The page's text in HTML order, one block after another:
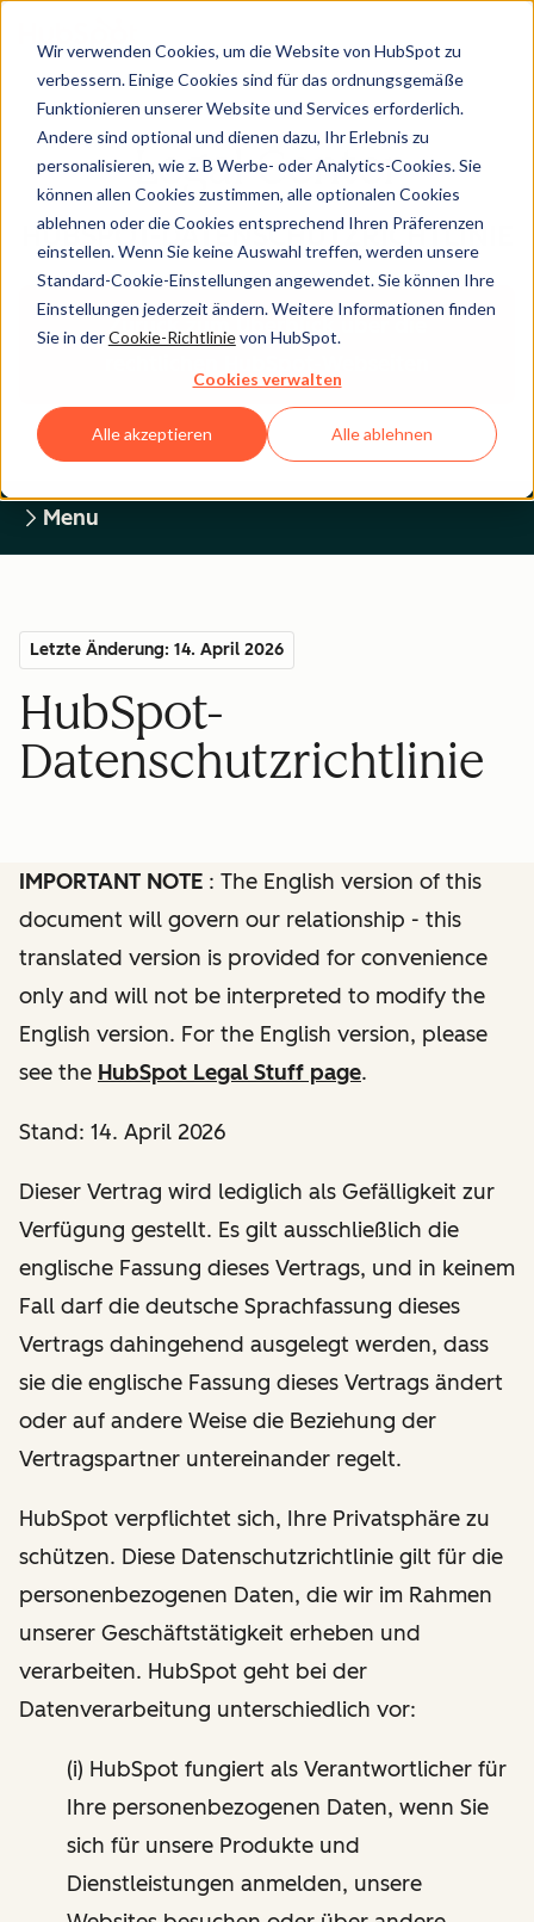
Wir verwenden Cookies, um die Website von HubSpot zu
verbessern. Einige Cookies sind für das ordnungsgemäße
Funktionieren unserer Website und Services erforderlich.
Andere sind optional und dienen dazu, Ihr Erlebnis zu
personalisieren, wie z. B Werbe- oder Analytics-Cookies. Sie
können allen Cookies zustimmen, alle optionalen Cookies
ablehnen oder die Cookies entsprechend Ihren Präferenzen
einstellen. Wenn Sie keine Auswahl treffen, werden unsere
Standard-Cookie-Einstellungen angewendet. Sie können Ihre
Einstellungen jederzeit ändern. Weitere Informationen finden
Sie in derCookie-Richtlinievon HubSpot.
Cookies verwalten
Alle akzeptieren Alle ablehnen
Legal Center
HUBSPOT-DATENSCHUTZRICHTLINIE
Zurück zum Überblick über die
Menu
Letzte Änderung: 14. April 2026
HubSpot-
Datenschutzrichtlinie
IMPORTANT NOTE : The English version of this
document will govern our relationship - this
translated version is provided for convenience
only and will not be interpreted to modify the
English version. For the English version, please
see the HubSpot Legal Stuff page.
Stand: 14. April 2026
Dieser Vertrag wird lediglich als Gefälligkeit zur
Verfügung gestellt. Es gilt ausschließlich die
englische Fassung dieses Vertrags, und in keinem
Fall darf die deutsche Sprachfassung dieses
Vertrags dahingehend ausgelegt werden, dass
sie die englische Fassung dieses Vertrags ändert
oder auf andere Weise die Beziehung der
Vertragspartner untereinander regelt.
HubSpot verpflichtet sich, Ihre Privatsphäre zu
schützen. Diese Datenschutzrichtlinie gilt für die
personenbezogenen Daten, die wir im Rahmen
unserer Geschäftstätigkeit erheben und
verarbeiten. HubSpot geht bei der
Datenverarbeitung unterschiedlich vor:
(i) HubSpot fungiert als Verantwortlicher für
Ihre personenbezogenen Daten, wenn Sie
sich für unsere Produkte und
Dienstleistungen anmelden, unsere